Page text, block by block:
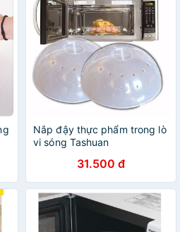
Nắp đậy thực phẩm trong lò
vi sóng Tashuan
31.500 đ